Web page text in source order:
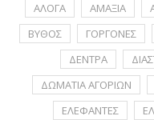
ΑΛΟΓΑ
ΑΜΑΞΙΑ
ΒΥΘΟΣ
ΓΟΡΓΟΝΕΣ
ΔΕΝΤΡΑ
ΔΩΜΑΤΙΑ ΑΓΟΡΙΩΝ
ΕΛΕΦΑΝΤΕΣ